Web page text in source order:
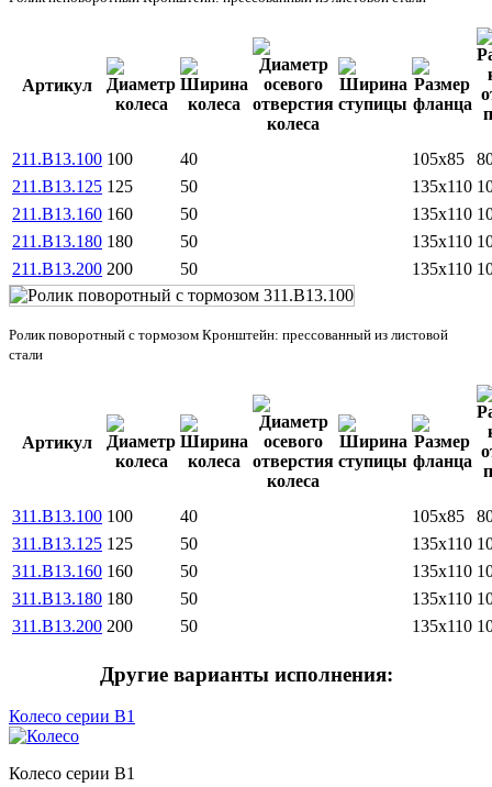
Артикул
211.B13.100 100 40 105x85
211.B13.125 125 50 135x110
211.B13.160 160 50 135x110
211.B13.180 180 50 135x110
211.B13.200 200 50 135x110
Ролик поворотный c тормозом Кронштейн: прессованный из листовой
стали
Артикул
311.B13.100 100 40 105x85
311.B13.125 125 50 135x110
311.B13.160 160 50 135x110
311.B13.180 180 50 135x110
311.B13.200 200 50 135x110
Другие варианты исполнения:
Колесо серии B1
Колесо серии B1